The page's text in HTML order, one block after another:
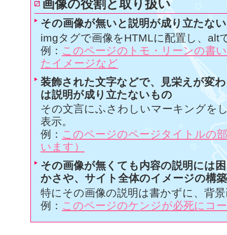
画像の役割と取り扱い
その画像が無いと説明が成り立たな
imgタグで画像をHTMLに配置し、alt
例： このページのトモ・リーンの書
たイメージなど
装飾された文字などで、見栄えが変
は説明が成り立たないもの
その文言にふさわしいマーキングを
表示。
例： このページのページタイトルの
います）
その画像が無くても内容の説明には
かさや、サイト全体のイメージの構
特にその画像の説明は書かずに、背
例： このページのケンジが必死にコ